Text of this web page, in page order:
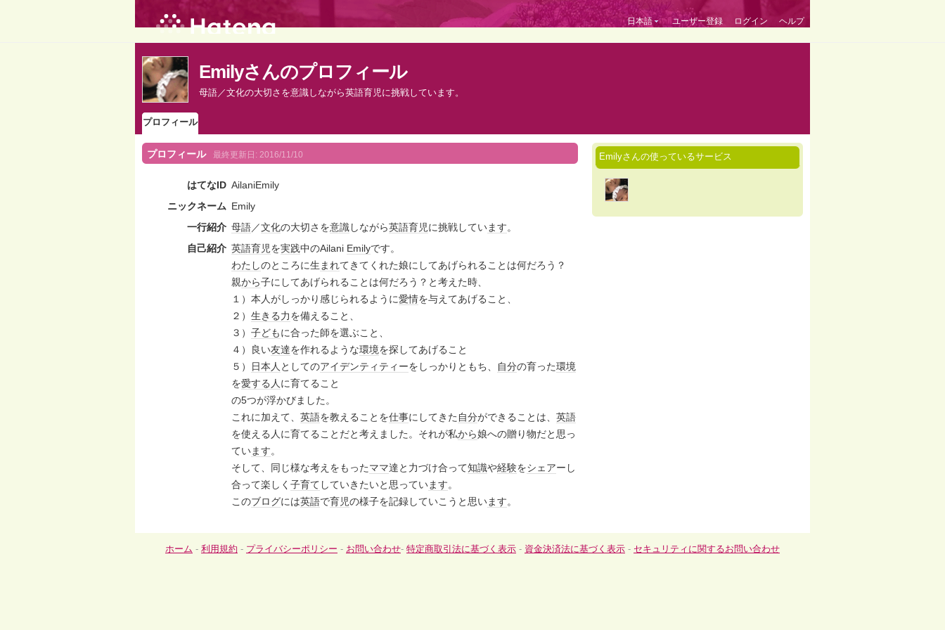
日本語 ユーザー登録 ログイン ヘルプ
Emilyさんのプロフィール
母語／文化の大切さを意識しながら英語育児に挑戦しています。
プロフィール
プロフィール 最終更新日: 2016/11/10
はてなID AilaniEmily
ニックネーム Emily
一行紹介 母語／文化の大切さを意識しながら英語育児に挑戦しています。
自己紹介 英語育児を実践中のAilani Emilyです。
わたしのところに生まれてきてくれた娘にしてあげられることは何だろう？
親から子にしてあげられることは何だろう？と考えた時、
１）本人がしっかり感じられるように愛情を与えてあげること、
２） 生きる力を備えること、
３） 子どもに合った師を選ぶこと、
４）良い友達を作れるような環境を探してあげること
５）
日本人 としてのアイデンティティーをしっかりともち、 自分の育った環境
を愛する人に育てること
の5つが浮かびました。
これに加えて、 英語を教えることを仕事にしてきた 自分ができることは、 英語
を使える人に育てることだと考えました。それが私から娘への贈り物だと思っ
ています。
そして、同じ様な考えをもったママ達と力づけ合って知識や経験をシェアーし
合って楽しく 子育て していきたいと思っています。
このブログには英語で育児の様子を記録していこうと思います。
Emilyさんの使っているサービス
ホーム - 利用規約 - プライバシーポリシー - お問い合わせ- 特定商取引法に基づく表示 - 資金決済法に基づく表示 - セキュリティに関するお問い合わせ